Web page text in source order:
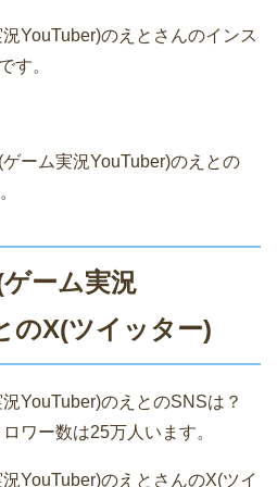
YouTuber)のえとさんのインス
す。
ーム実況YouTuber)のえとの
ーム実況
のX(ツイッター)
YouTuber)のえとのSNSは？
ワー数は25万人います。
YouTuber)のえとさんのX(ツイ